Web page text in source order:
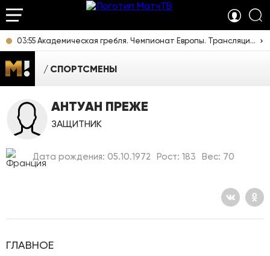
03:55 Академическая гребля. Чемпионат Европы. Трансляция из Италии [6+]
СПОРТСМЕНЫ
АНТУАН ПРЕЖЕ
ЗАЩИТНИК
Дата рождения: 05.10.1972 Рост: 183 Вес: 70
ГЛАВНОЕ